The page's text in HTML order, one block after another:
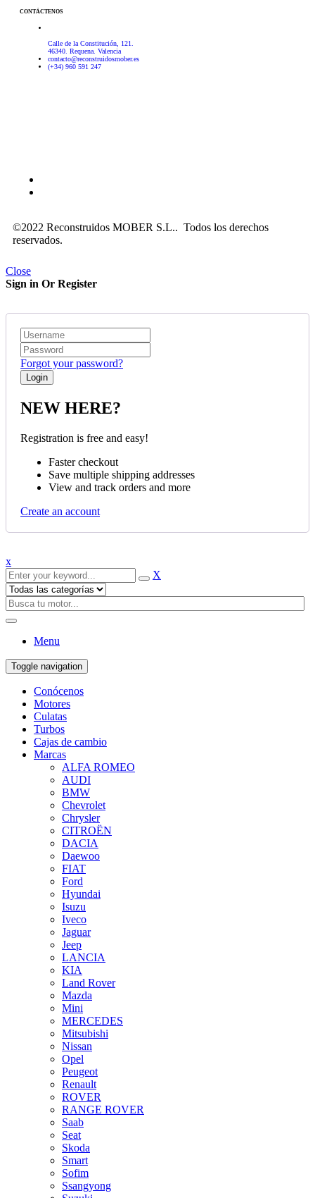
CONTÁCTENOS
Calle de la Constitución, 121.
46340. Requena. Valencia
contacto@reconstruidosmober.es
(+34) 960 591 247
©2022 Reconstruidos MOBER S.L.. Todos los derechos
reservados.
Close
Sign in Or Register
Forgot your password?
NEW HERE?
Registration is free and easy!
Faster checkout
Save multiple shipping addresses
View and track orders and more
Create an account
x
X
Menu
Toggle navigation
Conócenos
Motores
Culatas
Turbos
Cajas de cambio
Marcas
ALFA ROMEO
AUDI
BMW
Chevrolet
Chrysler
CITROËN
DACIA
Daewoo
FIAT
Ford
Hyundai
Isuzu
Iveco
Jaguar
Jeep
LANCIA
KIA
Land Rover
Mazda
Mini
MERCEDES
Mitsubishi
Nissan
Opel
Peugeot
Renault
ROVER
RANGE ROVER
Saab
Seat
Skoda
Smart
Sofim
Ssangyong